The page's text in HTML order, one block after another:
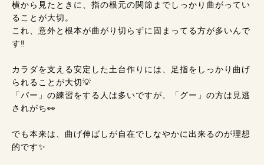
横から見たときに、指の根元の関節までしっかり曲がってい
ることが大切。
これ、意外と根本が曲がり切らずに固まってる方が多いんで
す‼️
カラダを支える安定した土台作りには、足指をしっかり曲げ
られることが大切💡
「パー」の練習をする人は多いですが、「グー」の方は見逃
されがち👀
でも本来は、曲げ伸ばしが自在でしなやかに出来るのが理想
的です✨️